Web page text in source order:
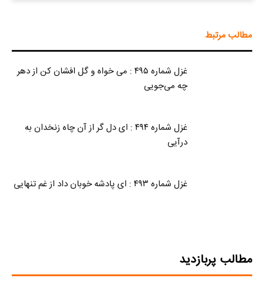
مطالب مرتبط
غزل شماره ۴۹۵ : می خواه و گل افشان کن از دهر
چه می‌جویی
غزل شماره ۴۹۴ : ای دل گر از آن چاه زنخدان به
درآیی
غزل شماره ۴۹۳ : ای پادشه خوبان داد از غم تنهایی
مطالب پربازدید